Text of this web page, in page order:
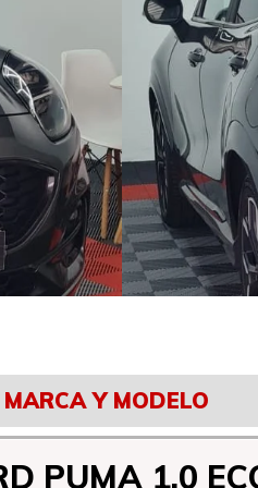
MARCA Y MODELO
PUMA 1.0